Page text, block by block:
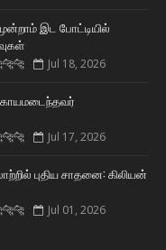
இட போட்டியில்
Jul 18, 2026
காயமடைந்தவர்
Jul 17, 2026
புதிய சாதனை: கிலியன்
Jul 01, 2026